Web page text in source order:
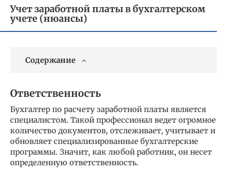
Учет заработной платы в бухгалтерском
учете (нюансы)
Содержание
Ответственность
Бухгалтер по расчету заработной платы является
специалистом. Такой профессионал ведет огромное
количество документов, отслеживает, учитывает и
обновляет специализированные бухгалтерские
программы. Значит, как любой работник, он несет
определенную ответственность.